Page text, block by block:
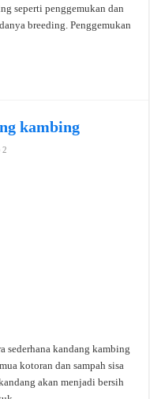
seperti penggemukan dan
breeding. Penggemukan
kambing
2
sederhana kandang kambing
kotoran dan sampah sisa
akan menjadi bersih